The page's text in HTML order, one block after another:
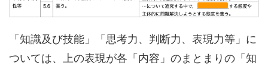
「知識及び技能」「思考力、判断力、表現力等」に
ついては、上の表現が各「内容」のまとまりの「知